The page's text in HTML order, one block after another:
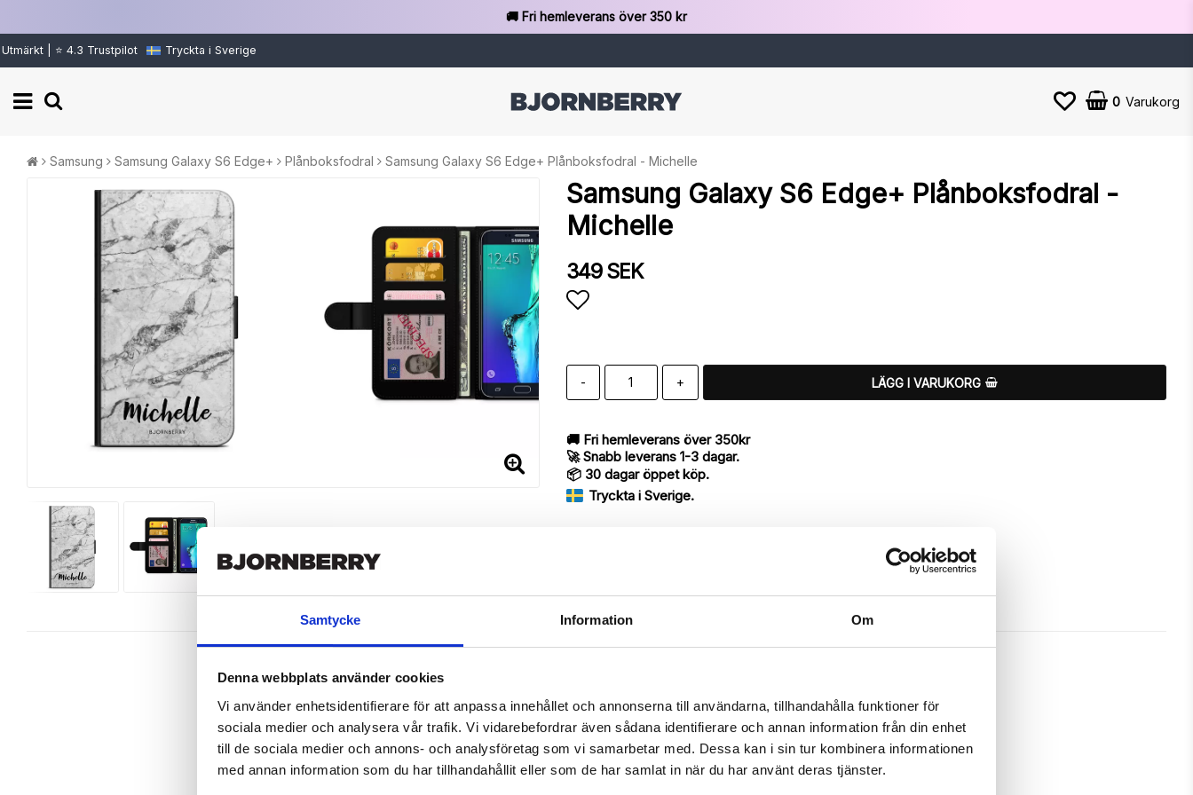
Samtycke Information Om
Denna webbplats använder cookies
Vi använder enhetsidentifierare för att anpassa innehållet och annonserna till användarna, tillhandahålla funktioner för
sociala medier och analysera vår trafik. Vi vidarebefordrar även sådana identifierare och annan information från din enhet
till de sociala medier och annons- och analysföretag som vi samarbetar med. Dessa kan i sin tur kombinera informationen
med annan information som du har tillhandahållit eller som de har samlat in när du har använt deras tjänster.
🚚 Fri hemleverans över 350 kr
Utmärkt | ⭐ 4.3 Trustpilot Tryckta i Sverige
0 Varukorg
Samsung Samsung Galaxy S6 Edge+ Plånboksfodral Samsung Galaxy S6 Edge+ Plånboksfodral - Michelle
Samsung Galaxy S6 Edge+ Plånboksfodral -
Michelle
349 SEK
- + LÄGG I VARUKORG
🚚 Fri hemleverans över 350kr
🚀 Snabb leverans 1-3 dagar.
📦 30 dagar öppet köp.
Tryckta i Sverige.
Art.nr: 190571
Snyggt plånboksfodral från Bjornberry med ett exklusivt unikt “Michelle”-motiv, designat för att ge ett bra skydd och passa din Samsung
Galaxy S6 Edge+ perfekt.
Denna mobilväska är mycket smidig då den har funktionen att fungera som ett skyddande fodral men samtidigt som en plånbok. Detta